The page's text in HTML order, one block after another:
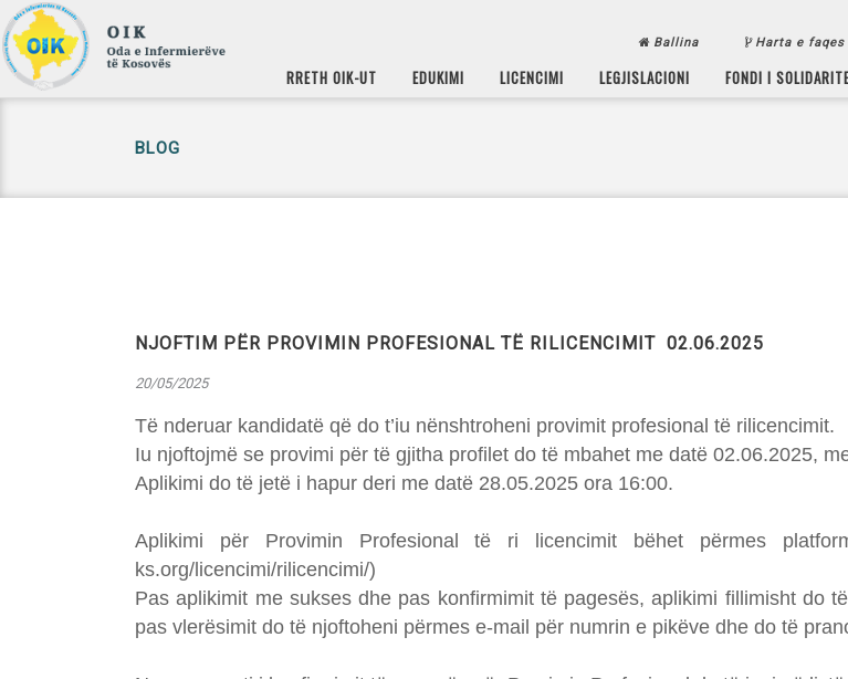
Ballina Harta e faqes
RRETH OIK-UT EDUKIMI LICENCIMI LEGJISLACIONI FONDI I
BLOG
NJOFTIM PËR PROVIMIN PROFESIONAL TË RILICENCIMIT 02.06.2025
20/05/2025
Të nderuar kandidatë që do t’iu nënshtroheni provimit profesional të rilicencimit.
Iu njoftojmë se provimi për të gjitha profilet do të mbahet me datë 02.06.2025,
Aplikimi do të jetë i hapur deri me datë 28.05.2025 ora 16:00.
Aplikimi për Provimin Profesional të ri licencimit bëhet përmes
ks.org/licencimi/rilicencimi/)
Pas aplikimit me sukses dhe pas konfirmimit të pagesës, aplikimi fillimisht do
pas vlerësimit do të njoftoheni përmes e-mail për numrin e pikëve dhe do të